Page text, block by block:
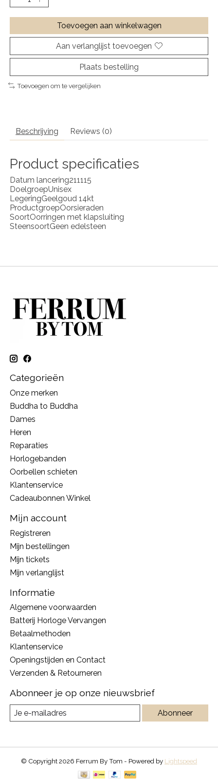
Toevoegen aan winkelwagen
Aan verlanglijst toevoegen
Plaats bestelling
Toevoegen om te vergelijken
Beschrijving Reviews (0)
Product specificaties
Datum lancering211115
DoelgroepUnisex
LegeringGeelgoud 14kt
ProductgroepOorsieraden
SoortOorringen met klapsluiting
SteensoortGeen edelsteen
Categorieën
Onze merken
Buddha to Buddha
Dames
Heren
Reparaties
Horlogebanden
Oorbellen schieten
Klantenservice
Cadeaubonnen Winkel
Mijn account
Registreren
Mijn bestellingen
Mijn tickets
Mijn verlanglijst
Informatie
Algemene voorwaarden
Batterij Horloge Vervangen
Betaalmethoden
Klantenservice
Openingstijden en Contact
Verzenden & Retourneren
Abonneer je op onze nieuwsbrief
Abonneer
© Copyright 2026 Ferrum By Tom - Powered by Lightspeed